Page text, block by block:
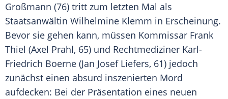
Großmann (76) tritt zum letzten Mal als
Staatsanwältin Wilhelmine Klemm in Erscheinung.
Bevor sie gehen kann, müssen Kommissar Frank
Thiel (Axel Prahl, 65) und Rechtmediziner Karl-
Friedrich Boerne (Jan Josef Liefers, 61) jedoch
zunächst einen absurd inszenierten Mord
aufdecken: Bei der Präsentation eines neuen